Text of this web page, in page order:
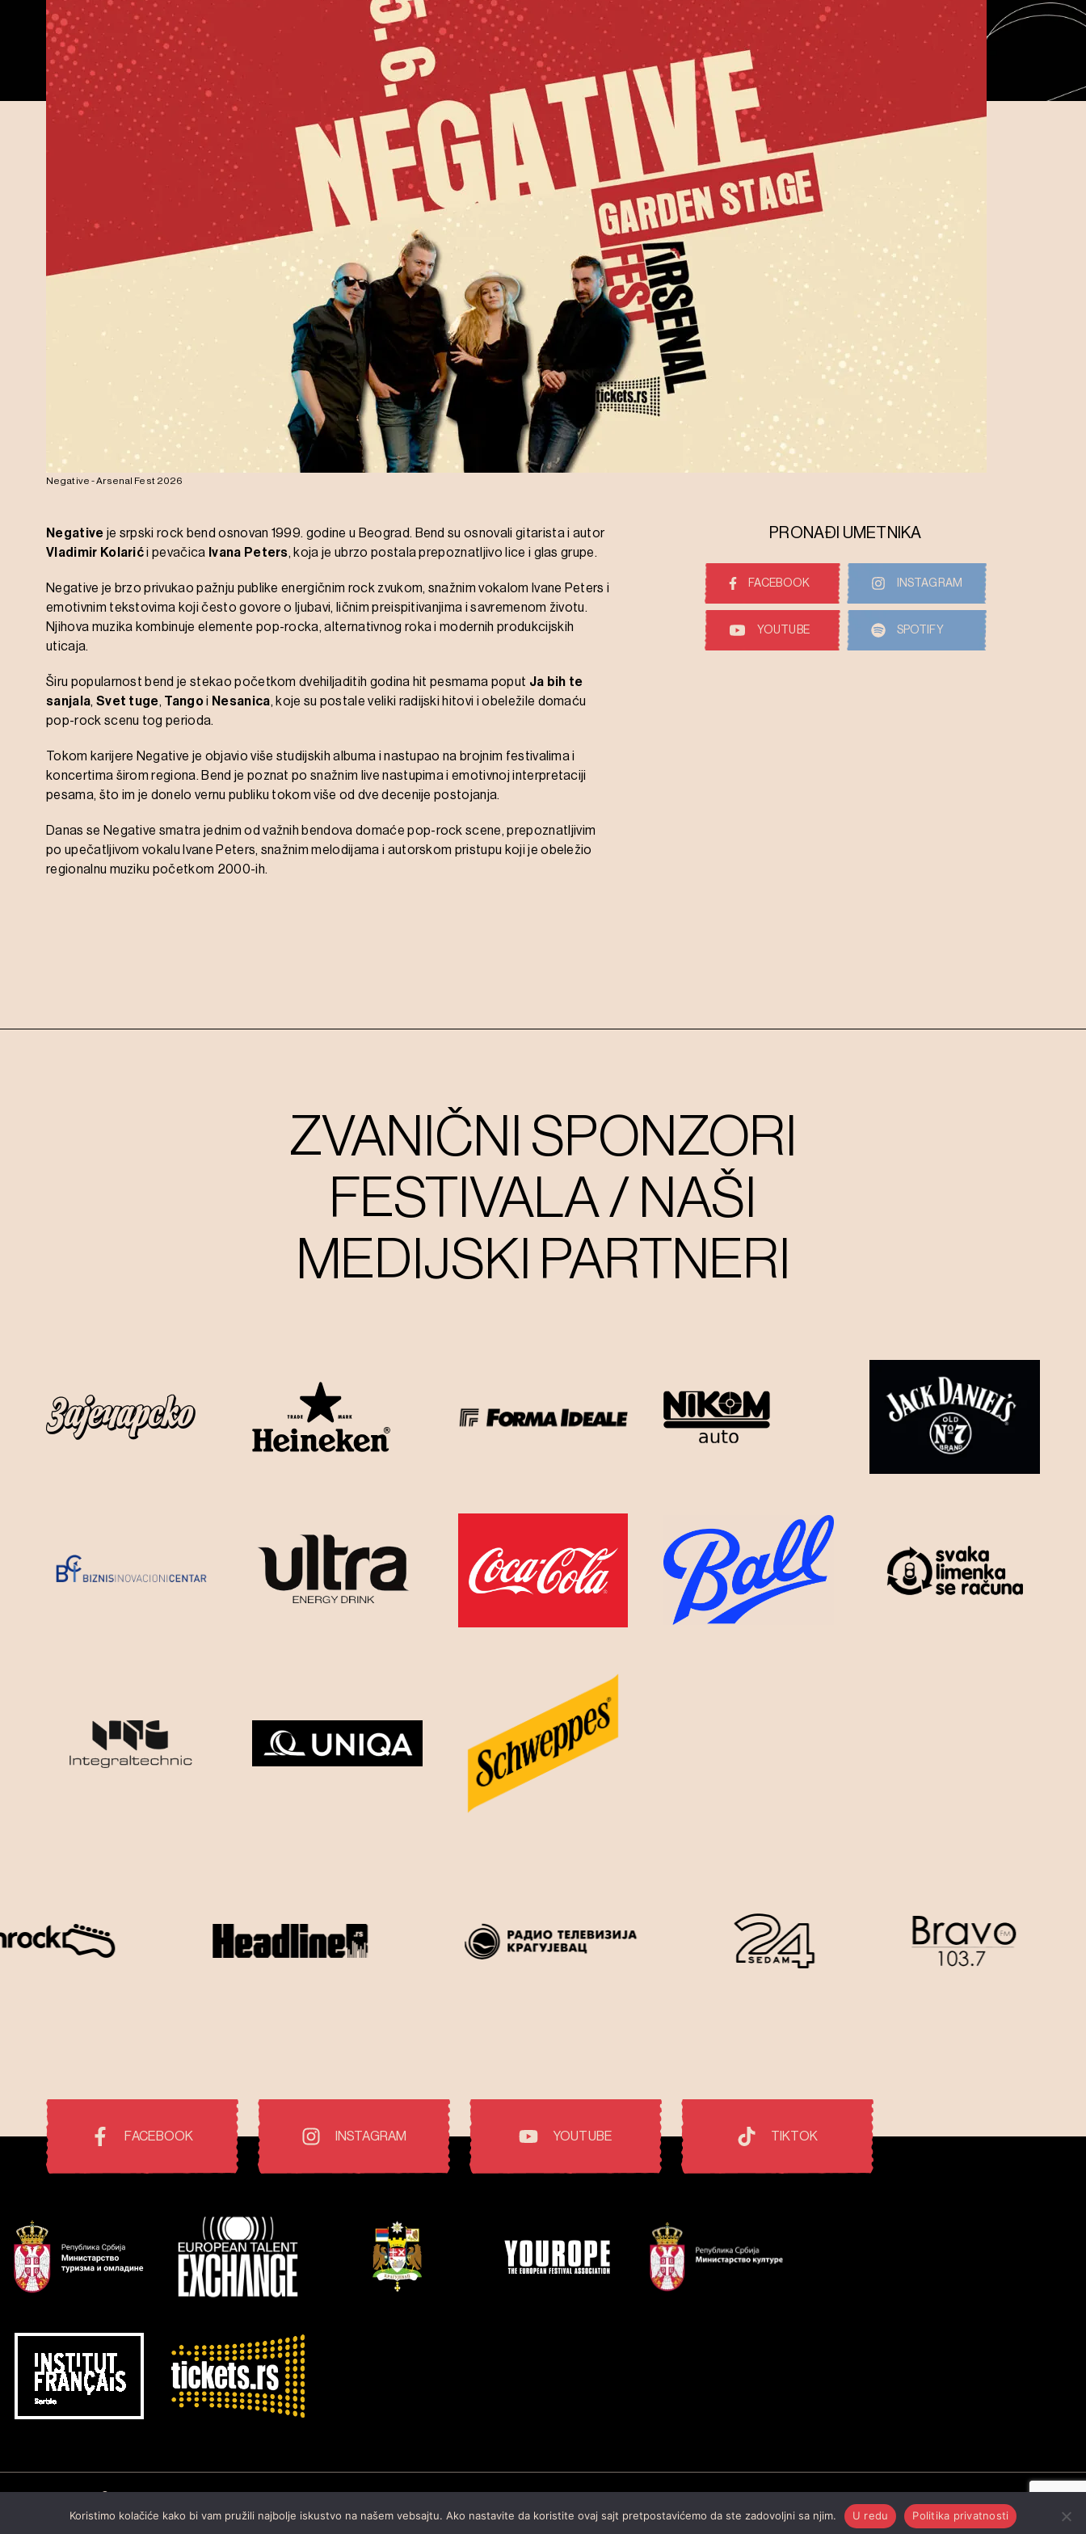
Negative - Arsenal Fest 2026
Negative je srpski rock bend osnovan 1999. godine u Beograd. Bend su osnovali gitarista i autor
Vladimir Kolarići pevačica Ivana Peters, koja je ubrzo postala prepoznatljivo lice i glas grupe.
Negative je brzo privukao pažnju publike energičnim rock zvukom, snažnim vokalom Ivane Peters i
emotivnim tekstovima koji često govore o ljubavi, ličnim preispitivanjima i savremenom životu.
Njihova muzika kombinuje elemente pop-rocka, alternativnog roka i modernih produkcijskih
uticaja.
Širu popularnost bend je stekao početkom dvehiljaditih godina hit pesmama poput Ja bih te
sanjala, Svet tuge, Tangoi Nesanica, koje su postale veliki radijski hitovi i obeležile domaću
pop-rock scenu tog perioda.
Tokom karijere Negative je objavio više studijskih albuma i nastupao na brojnim festivalima i
koncertima širom regiona. Bend je poznat po snažnim live nastupima i emotivnoj interpretaciji
pesama, što im je donelo vernu publiku tokom više od dve decenije postojanja.
Danas se Negative smatra jednim od važnih bendova domaće pop-rock scene, prepoznatljivim
po upečatljivom vokalu Ivane Peters, snažnim melodijama i autorskom pristupu koji je obeležio
regionalnu muziku početkom 2000-ih.
PRONAĐI UMETNIKA
FACEBOOK INSTAGRAM
YOUTUBE SPOTIFY
ZVANIČNI SPONZORI
FESTIVALA / NAŠI
MEDIJSKI PARTNERI
FACEBOOK INSTAGRAM YOUTUBE TIKTOK
Koristimo kolačiće kako bi vam pružili najbolje iskustvo na našem vebsajtu. Ako nastavite da koristite ovaj sajt pretpostavićemo da ste zadovoljni sa njim. U redu Politika privatnosti